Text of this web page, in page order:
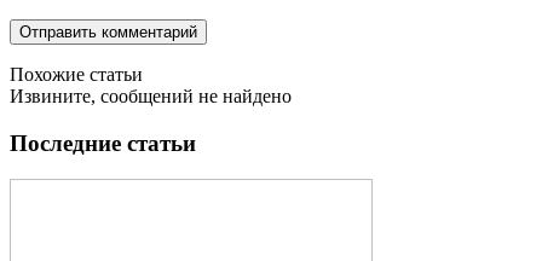
Похожие статьи
Извините, сообщений не найдено
Последние статьи